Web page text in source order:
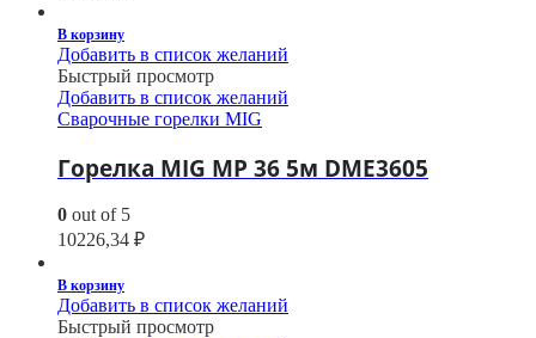
В корзину
Добавить в список желаний
Быстрый просмотр
Добавить в список желаний
Сварочные горелки MIG
Горелка MIG MP 36 5м DME3605
0 out of 5
10226,34 ₽
В корзину
Добавить в список желаний
Быстрый просмотр